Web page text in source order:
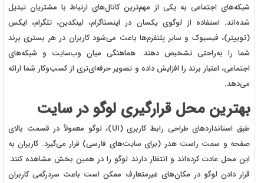
شبکه‌های اجتماعی به یکی از مهم‌ترین کانال‌های ارتباط با مشتریان تبدیل
شده‌اند. استفاده از لوگوی یکسان در اینستاگرام، لینکدین، تلگرام، ایکس
(توییتر)، فیسبوک و سایر پلتفرم‌ها باعث می‌شود کاربران در هر بستری برند
شما را به‌راحتی تشخیص دهند. هماهنگی میان وب‌سایت و شبکه‌های
اجتماعی، اعتبار برند را افزایش داده و تصویر حرفه‌ای‌تری از کسب‌وکار شما ارائه
می‌دهد.
بهترین محل قرارگیری لوگو در سایت
طبق استانداردهای طراحی رابط کاربری (UI)، لوگو معمولاً در قسمت بالای
صفحه و سمت راست هدر (برای سایت‌های فارسی) قرار می‌گیرد. کاربران به
این محل عادت کرده‌اند و انتظار دارند لوگو را در همین بخش مشاهده کنند.
قرار دادن لوگو در مکان‌های غیرمتعارف ممکن است باعث سردرگمی کاربران